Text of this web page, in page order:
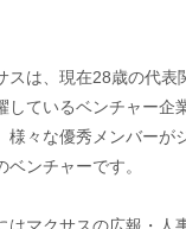
スは、現在28歳の代表
しているベンチャー企
様々な優秀メンバーが
ベンチャーです。